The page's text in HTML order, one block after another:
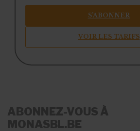
S’ABONNER
VOIR LES TARIFS
ABONNEZ-VOUS À
MONASBL.BE